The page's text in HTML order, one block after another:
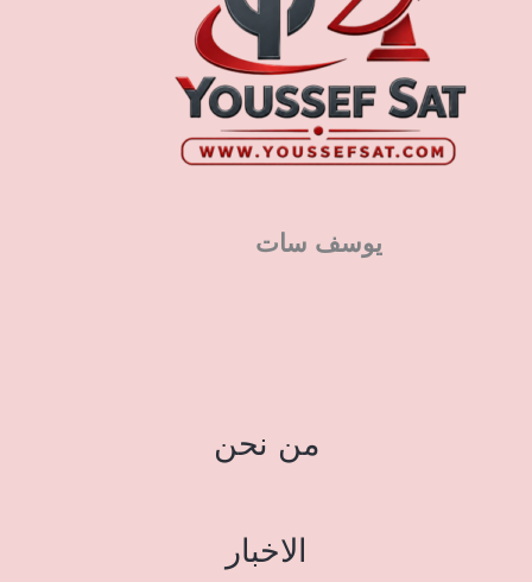
يوسف سات
من نحن
الاخبار